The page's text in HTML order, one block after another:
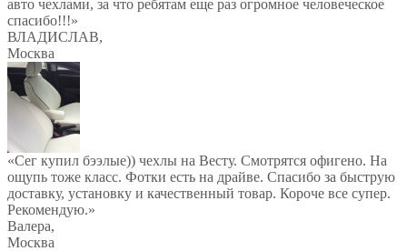
авто чехлами, за что ребятам еще раз огромное человеческое
спасибо!!!»
ВЛАДИСЛАВ,
Москва
«Сег купил бээлые)) чехлы на Весту. Смотрятся офигено. На
ощупь тоже класс. Фотки есть на драйве. Спасибо за быструю
доставку, установку и качественный товар. Короче все супер.
Рекомендую.»
Валера,
Москва